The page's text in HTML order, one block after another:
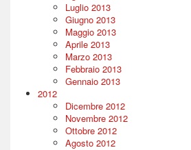
Luglio 2013
Giugno 2013
Maggio 2013
Aprile 2013
Marzo 2013
Febbraio 2013
Gennaio 2013
2012
Dicembre 2012
Novembre 2012
Ottobre 2012
Agosto 2012